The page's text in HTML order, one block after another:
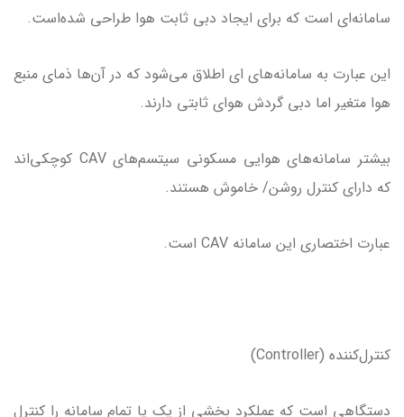
سامانه‌ای است که برای ایجاد دبی ثابت هوا طراحی شده‌است.
این عبارت به سامانه‌های ای اطلاق می‌شود که در آن‌ها ذمای منبع
هوا متغیر اما دبی گردش هوای ثابتی دارند.
بیشتر سامانه‌های هوایی مسکونی سیتسم‌های CAV کوچکی‌اند
که دارای کنترل روشن/ خاموش هستند.
عبارت اختصاری این سامانه CAV است.
کنترل‌کننده (Controller)
دستگاهی است که عملکرد بخشی از یک یا تمام سامانه را کنترل